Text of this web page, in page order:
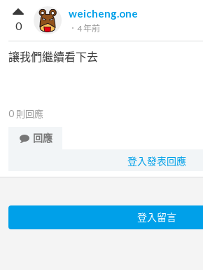
weicheng.one
． 4 年前
0
讓我們繼續看下去
0 則回應
回應
登入發表回應
登入留言